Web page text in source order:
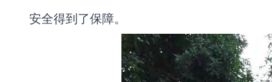
安全得到了保障。